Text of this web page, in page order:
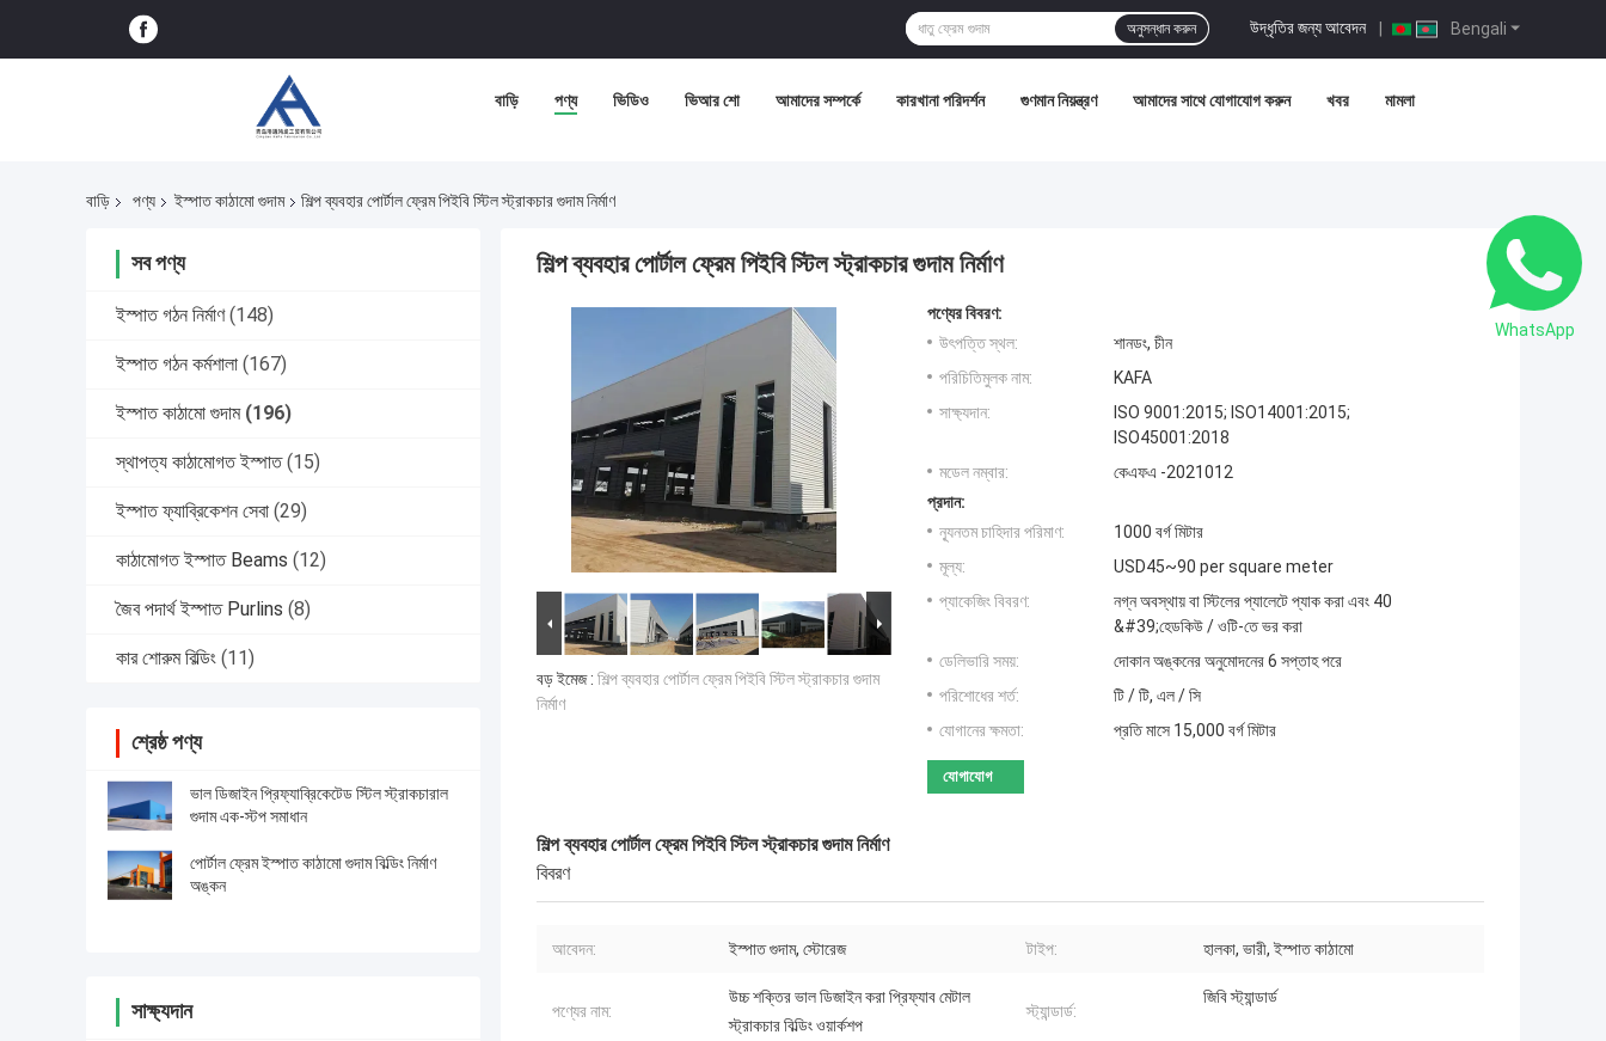
Bengali
উদ্ধৃতির জন্য আবেদন |
অনুসন্ধান করুন
বাড়ি পণ্য ভিডিও ভিআর শো আমাদের সম্পর্কে কারখানা পরিদর্শন গুণমান নিয়ন্ত্রণ আমাদের সাথে যোগাযোগ করুন খবর মামলা
বাড়ি পণ্য ইস্পাত কাঠামো গুদাম শিল্প ব্যবহার পোর্টাল ফ্রেম পিইবি স্টিল স্ট্রাকচার গুদাম নির্মাণ
সব পণ্য
ইস্পাত গঠন নির্মাণ (148)
ইস্পাত গঠন কর্মশালা (167)
ইস্পাত কাঠামো গুদাম (196)
স্থাপত্য কাঠামোগত ইস্পাত (15)
ইস্পাত ফ্যাব্রিকেশন সেবা (29)
কাঠামোগত ইস্পাত Beams (12)
জৈব পদার্থ ইস্পাত Purlins (8)
কার শোরুম বিল্ডিং (11)
শ্রেষ্ঠ পণ্য
ভাল ডিজাইন প্রিফ্যাব্রিকেটেড স্টিল স্ট্রাকচারাল
গুদাম এক-স্টপ সমাধান
পোর্টাল ফ্রেম ইস্পাত কাঠামো গুদাম বিল্ডিং নির্মাণ
অঙ্কন
সাক্ষ্যদান
শিল্প ব্যবহার পোর্টাল ফ্রেম পিইবি স্টিল স্ট্রাকচার গুদাম নির্মাণ
বড় ইমেজ : শিল্প ব্যবহার পোর্টাল ফ্রেম পিইবি স্টিল স্ট্রাকচার গুদাম
নির্মাণ
পণ্যের বিবরণ:
উৎপত্তি স্থল:
শানডং, চীন
পরিচিতিমুলক নাম:
KAFA
সাক্ষ্যদান:
ISO 9001:2015; ISO14001:2015;
ISO45001:2018
মডেল নম্বার:
কেএফএ -2021012
প্রদান:
ন্যূনতম চাহিদার পরিমাণ:
1000 বর্গ মিটার
মূল্য:
USD45~90 per square meter
প্যাকেজিং বিবরণ:
নগ্ন অবস্থায় বা স্টিলের প্যালেটে প্যাক করা এবং 40
&#39;হেডকিউ / ওটি-তে ভর করা
ডেলিভারি সময়:
দোকান অঙ্কনের অনুমোদনের 6 সপ্তাহ পরে
পরিশোধের শর্ত:
টি / টি, এল / সি
যোগানের ক্ষমতা:
প্রতি মাসে 15,000 বর্গ মিটার
যোগাযোগ
শিল্প ব্যবহার পোর্টাল ফ্রেম পিইবি স্টিল স্ট্রাকচার গুদাম নির্মাণ
বিবরণ
আবেদন: ইস্পাত গুদাম, স্টোরেজ টাইপ: হালকা, ভারী, ইস্পাত কাঠামো
পণ্যের নাম:
উচ্চ শক্তির ভাল ডিজাইন করা প্রিফ্যাব মেটাল
স্ট্রাকচার বিল্ডিং ওয়ার্কশপ
স্ট্যান্ডার্ড:
জিবি স্ট্যান্ডার্ড
WhatsApp